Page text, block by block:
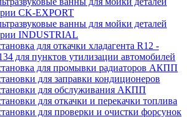
CK-EXPORT
ванны для мойки деталей
INDUSTRIAL
для откачки хладагента R12 -
для пунктов утилизации автомобилей
для промывки радиаторов АКПП
для заправки кондиционеров
для обслуживания АКПП
для откачки и перекачки топлива
для проверки и очистки форсунок